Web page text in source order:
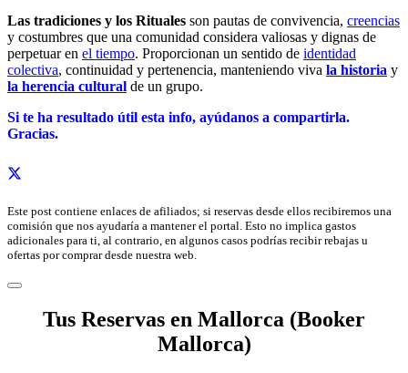
Las tradiciones y los Rituales son pautas de convivencia, creencias
y costumbres que una comunidad considera valiosas y dignas de
perpetuar en el tiempo. Proporcionan un sentido de identidad
colectiva, continuidad y pertenencia, manteniendo viva la historia y
la herencia cultural de un grupo.
Si te ha resultado útil esta info, ayúdanos a compartirla.
Gracias.
Este post contiene enlaces de afiliados; si reservas desde ellos recibiremos una
comisión que nos ayudaría a mantener el portal. Esto no implica gastos
adicionales para ti, al contrario, en algunos casos podrías recibir rebajas u
ofertas por comprar desde nuestra web.
Tus Reservas en Mallorca (Booker
Mallorca)